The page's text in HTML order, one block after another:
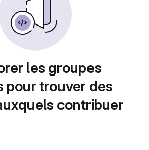
les groupes
pour trouver des
contribuer